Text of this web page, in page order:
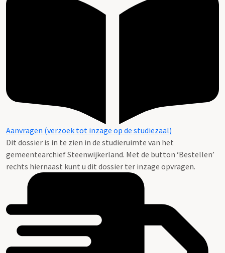
Aanvragen (verzoek tot inzage op de studiezaal)
Dit dossier is in te zien in de studieruimte van het
gemeentearchief Steenwijkerland. Met de button ‘Bestellen’
rechts hiernaast kunt u dit dossier ter inzage opvragen.